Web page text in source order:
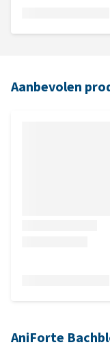
Aanbevolen
AniForte